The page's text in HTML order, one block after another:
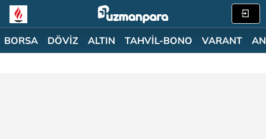
BORSA DÖVİZ ALTIN TAHVİL-BONO VARANT